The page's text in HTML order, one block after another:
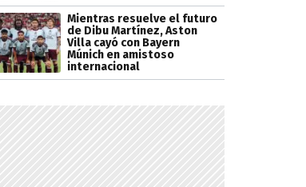
Mientras resuelve el futuro
de Dibu Martínez, Aston
Villa cayó con Bayern
Múnich en amistoso
internacional